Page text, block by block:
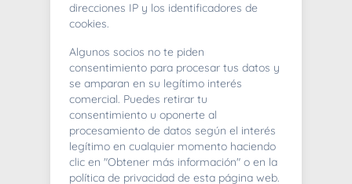
404
Whoops! Lo sentimos mucho.
direcciones IP y los identificadores de
cookies.
Algunos socios no te piden
consentimiento para procesar tus datos y
se amparan en su legítimo interés
comercial. Puedes retirar tu
consentimiento u oponerte al
procesamiento de datos según el interés
legítimo en cualquier momento haciendo
clic en "Obtener más información" o en la
política de privacidad de esta página web.